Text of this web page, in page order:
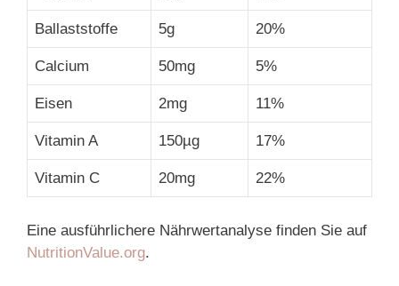
Ballaststoffe 5g 20%
Calcium 50mg 5%
Eisen 2mg 11%
Vitamin A 150µg 17%
Vitamin C 20mg 22%
Eine ausführlichere Nährwertanalyse finden Sie auf
NutritionValue.org.